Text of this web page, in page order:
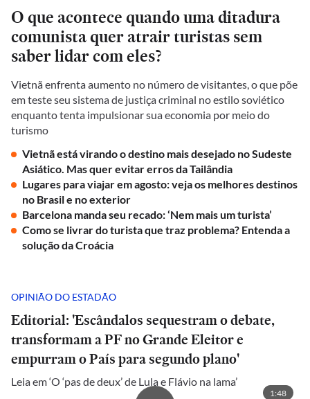
O que acontece quando uma ditadura
comunista quer atrair turistas sem
saber lidar com eles?
Vietnã enfrenta aumento no número de visitantes, o que põe
em teste seu sistema de justiça criminal no estilo soviético
enquanto tenta impulsionar sua economia por meio do
turismo
Vietnã está virando o destino mais desejado no Sudeste
Asiático. Mas quer evitar erros da Tailândia
Lugares para viajar em agosto: veja os melhores destinos
no Brasil e no exterior
Barcelona manda seu recado: ‘Nem mais um turista’
Como se livrar do turista que traz problema? Entenda a
solução da Croácia
OPINIÃO DO ESTADÃO
Editorial: 'Escândalos sequestram o debate,
transformam a PF no Grande Eleitor e
empurram o País para segundo plano'
Leia em ‘O ‘pas de deux’ de Lula e Flávio na lama’
1:48